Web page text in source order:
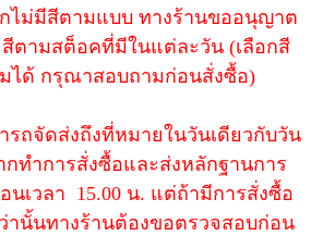
ไม่มีสีตามแบบ ทางร้านขออนุญาต
ตามสต็อคที่มีในแต่ละวัน (เลือกสี
ได้ กรุณาสอบถามก่อนสั่งซื้อ)
รถจัดส่งถึงที่หมายในวันเดียวกับวัน
ทำการสั่งซื้อและส่งหลักฐานการ
นเวลา 15.00 น. แต่ถ้ามีการสั่งซื้อ
านั้นทางร้านต้องขอตรวจสอบก่อน